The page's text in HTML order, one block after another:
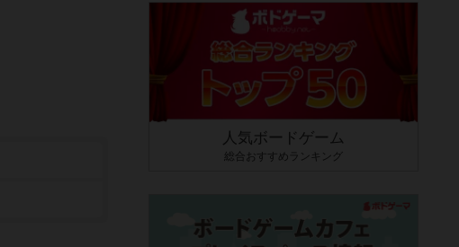
人気ボードゲーム
総合おすすめランキング